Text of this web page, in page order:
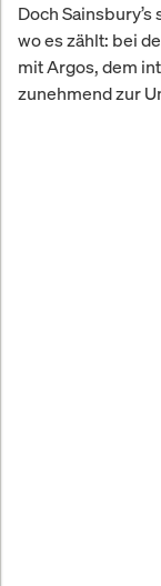
Doch
wo es zählt: bei
mit Argos, dem
zunehmend zur